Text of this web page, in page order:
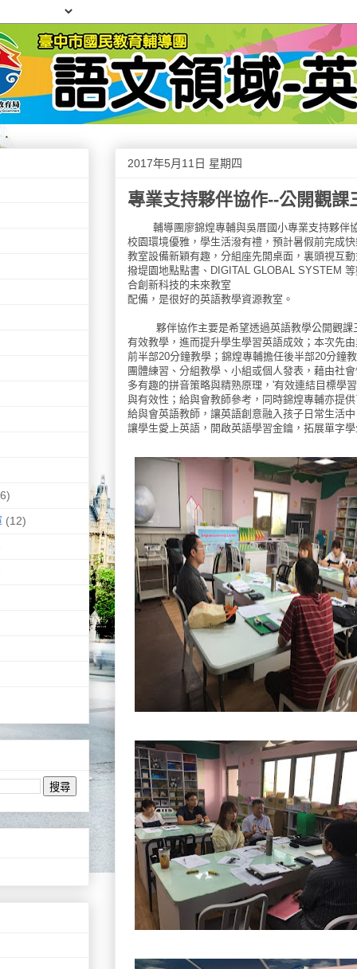
2017年5月11日 星期四
專業支持夥伴協作--公開觀課
輔導團廖錦煌專輔與吳厝國小專業支持夥伴協
校園環境優雅，學生活潑有禮，預計暑假前完成
教室設備新穎有趣，分組座先開桌面，裏頭視互
撥堤園地點點書、DIGITAL GLOBAL SYSTEM
合創新科技的未來教室
配備，是很好的英語教學資源教室。
夥伴協作主要是希望透過英語教學公開觀課
有效教學，進而提升學生學習英語成效；本次先
前半部20分鐘教學；錦煌專輔擔任後半部20分鐘
團體練習、分組教學、小組或個人發表，藉由社
多有趣的拼音策略與精熟原理，'有效連結目標學
與有效性；給與會教師參考，同時錦煌專輔亦提
給與會英語教師，讓英語創意融入孩子日常生活
讓學生愛上英語，開啟英語學習金鑰，拓展單字學
(12)